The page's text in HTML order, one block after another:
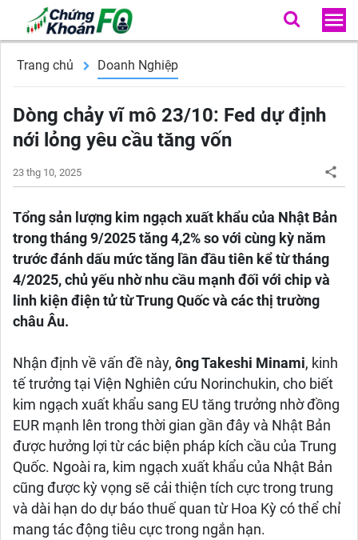
Trang chủ Doanh Nghiệp
Dòng chảy vĩ mô 23/10: Fed dự định
nới lỏng yêu cầu tăng vốn
23 thg 10, 2025
Tổng sản lượng kim ngạch xuất khẩu của Nhật Bản
trong tháng 9/2025 tăng 4,2% so với cùng kỳ năm
trước đánh dấu mức tăng lần đầu tiên kể từ tháng
4/2025, chủ yếu nhờ nhu cầu mạnh đối với chip và
linh kiện điện tử từ Trung Quốc và các thị trường
châu Âu.
Nhận định về vấn đề này, ông Takeshi Minami, kinh
tế trưởng tại Viện Nghiên cứu Norinchukin, cho biết
kim ngạch xuất khẩu sang EU tăng trưởng nhờ đồng
EUR mạnh lên trong thời gian gần đây và Nhật Bản
được hưởng lợi từ các biện pháp kích cầu của Trung
Quốc. Ngoài ra, kim ngạch xuất khẩu của Nhật Bản
cũng được kỳ vọng sẽ cải thiện tích cực trong trung
và dài hạn do dự báo thuế quan từ Hoa Kỳ có thể chỉ
mang tác động tiêu cực trong ngắn hạn.